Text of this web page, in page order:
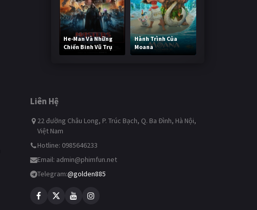
He-Man Và Những
Chiến Binh Vũ Trụ
232,336 lượt xem
Hành Trình Của
Moana
484,783 lượt xem
Liên Hệ
22 đường Châu Long, P. Trúc Bạch, Q. Ba Đình, Hà Nội,
Việt Nam
Hotline: 0985646233
Email: admin@phimfun.net
Telegram:@golden885